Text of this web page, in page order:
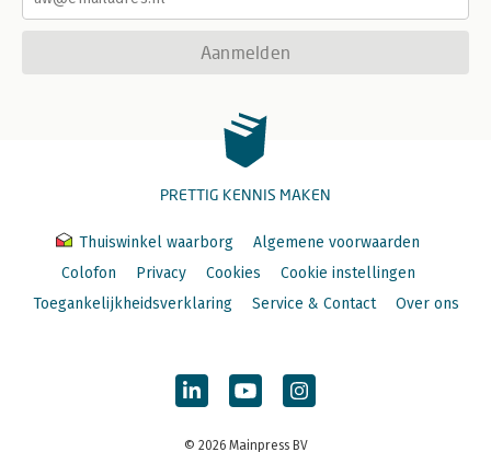
Aanmelden
PRETTIG KENNIS MAKEN
Thuiswinkel waarborg
Algemene voorwaarden
Colofon
Privacy Cookies
Cookie instellingen
Toegankelijkheidsverklaring
Service & Contact Over ons
© 2026 Mainpress BV